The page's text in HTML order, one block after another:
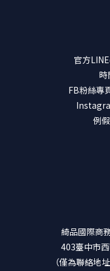
官方
時
FB粉絲專
例
綺品國際商
403臺中市
（僅為聯絡地